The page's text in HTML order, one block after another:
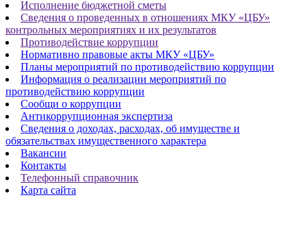
Исполнение бюджетной сметы
Сведения о проведенных в отношениях МКУ «ЦБУ»
контрольных мероприятиях и их результатов
Противодействие коррупции
Нормативно правовые акты МКУ «ЦБУ»
Планы мероприятий по противодействию коррупции
Информация о реализации мероприятий по
противодействию коррупции
Сообщи о коррупции
Антикоррупционная экспертиза
Сведения о доходах, расходах, об имуществе и
обязательствах имущественного характера
Вакансии
Контакты
Телефонный справочник
Карта сайта